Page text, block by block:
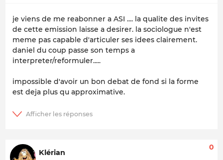
je viens de me reabonner a ASI .... la qualite des invites
de cette emission laisse a desirer. la sociologue n'est
meme pas capable d'articuler ses idees clairement.
daniel du coup passe son temps a
interpreter/reformuler.....
impossible d'avoir un bon debat de fond si la forme
est deja plus qu approximative.
Klérian
0